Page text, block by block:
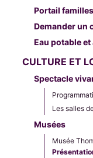
Portail familles
Demander un
Eau potable
CULTURE ET
Spectacle
Les salles
Musées
Musée